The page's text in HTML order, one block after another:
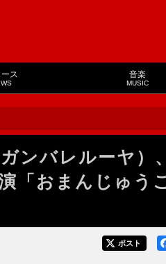
ス 音楽
MUSIC
ンバレルーヤ）
「おまんじゅう
ポスト